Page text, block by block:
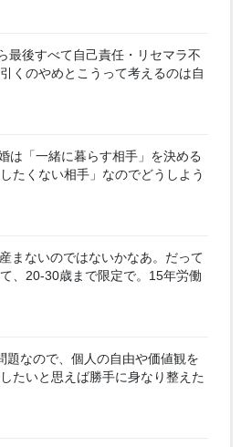
最後すべて自己責任・リセマラ不
くのやめとこうって考えるのは自
は「一緒に暮らす相手」を決める
たくない相手」なのでどうしよう
まないのではないかなあ。だって
、20-30歳まで限定で。15年労働
題なので、個人の自由や価値観を
たいと思えば勝手に身なり整えた